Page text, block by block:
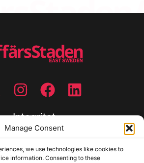
Manage Consent
we use technologies like cookies to
information. Consenting to these
Integritet
Cookiepolicy
Disclaimer